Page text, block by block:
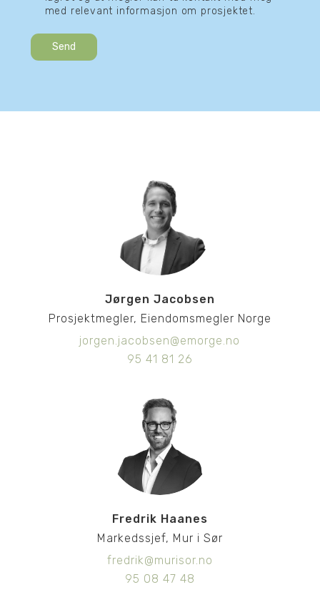
med relevant informasjon om prosjektet.
Jørgen Jacobsen
Prosjektmegler, Eiendomsmegler Norge
jorgen.jacobsen@emorge.no
95 41 81 26
Fredrik Haanes
Markedssjef, Mur i Sør
fredrik@murisor.no
95 08 47 48